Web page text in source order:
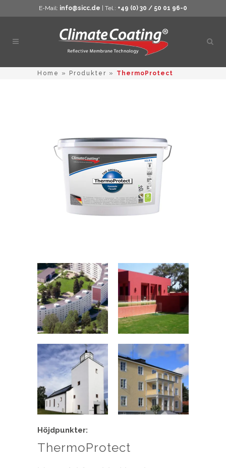
E-Mail: info@sicc.de | Tel.: +49 (0) 30 / 50 01 96-0
Home » Produkter » ThermoProtect
Höjdpunkter:
ThermoProtect